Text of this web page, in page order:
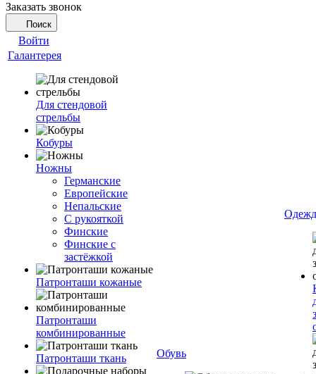
Заказать звонок
Поиск
Войти
Галантерея
Для стендовой
стрельбы
Кобуры
Ножны
Германские
Европейские
Непальские
С рукояткой
Финские
Финские с
застёжкой
Патронташи кожаные
Патронташи
комбинированные
Патронташи ткань Обувь